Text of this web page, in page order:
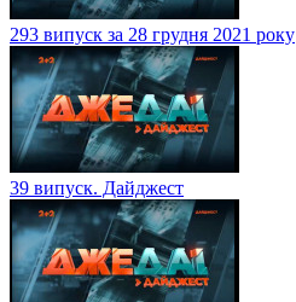
293 випуск за 28 грудня 2021 року
39 випуск. Дайджест